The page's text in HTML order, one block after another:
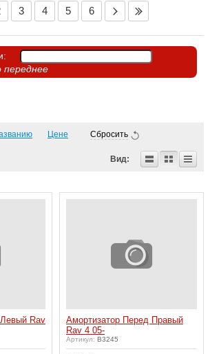
3 4 5 6
переднее
Цене Сбросить
Вид:
Rav
Амортизатор Перед Правый
Rav 4 05-
Артикул: B3245